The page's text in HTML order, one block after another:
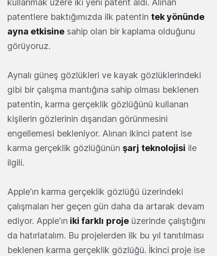
kullanmak üzere iki yeni patent aldı. Alınan
patentlere baktığımızda ilk patentin tek yönünde
ayna etkisine sahip olan bir kaplama olduğunu
görüyoruz.
Aynalı güneş gözlükleri ve kayak gözlüklerindeki
gibi bir çalışma mantığına sahip olması beklenen
patentin, karma gerçeklik gözlüğünü kullanan
kişilerin gözlerinin dışarıdan görünmesini
engellemesi bekleniyor. Alınan ikinci patent ise
karma gerçeklik gözlüğünün şarj teknolojisi ile
ilgili.
Apple'ın karma gerçeklik gözlüğü üzerindeki
çalışmaları her geçen gün daha da artarak devam
ediyor. Apple'ın iki farklı proje üzerinde çalıştığını
da hatırlatalım. Bu projelerden ilk bu yıl tanıtılması
beklenen karma gerçeklik gözlüğü. İkinci proje ise